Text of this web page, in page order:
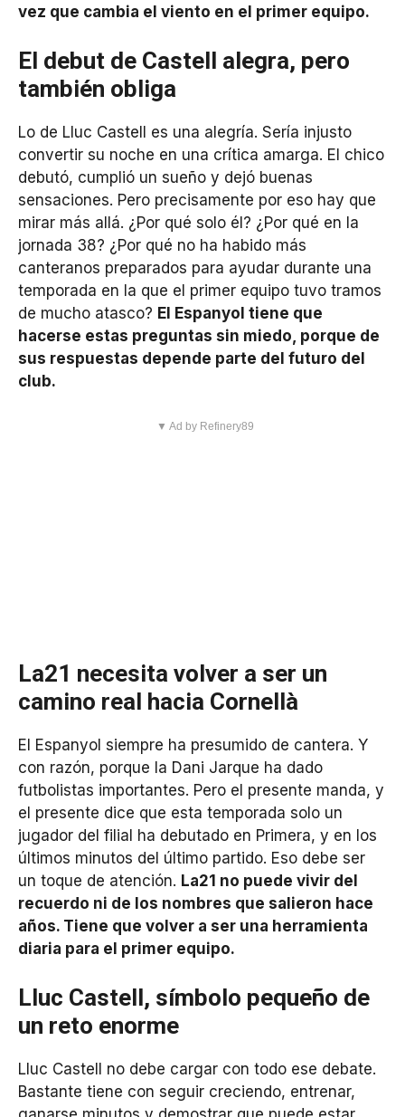
vez que cambia el viento en el primer equipo.
El debut de Castell alegra, pero
también obliga
Lo de Lluc Castell es una alegría. Sería injusto
convertir su noche en una crítica amarga. El chico
debutó, cumplió un sueño y dejó buenas
sensaciones. Pero precisamente por eso hay que
mirar más allá. ¿Por qué solo él? ¿Por qué en la
jornada 38? ¿Por qué no ha habido más
canteranos preparados para ayudar durante una
temporada en la que el primer equipo tuvo tramos
de mucho atasco? El Espanyol tiene que
hacerse estas preguntas sin miedo, porque de
sus respuestas depende parte del futuro del
club.
▼ Ad by Refinery89
La21 necesita volver a ser un
camino real hacia Cornellà
El Espanyol siempre ha presumido de cantera. Y
con razón, porque la Dani Jarque ha dado
futbolistas importantes. Pero el presente manda, y
el presente dice que esta temporada solo un
jugador del filial ha debutado en Primera, y en los
últimos minutos del último partido. Eso debe ser
un toque de atención. La21 no puede vivir del
recuerdo ni de los nombres que salieron hace
años. Tiene que volver a ser una herramienta
diaria para el primer equipo.
Lluc Castell, símbolo pequeño de
un reto enorme
Lluc Castell no debe cargar con todo ese debate.
Bastante tiene con seguir creciendo, entrenar,